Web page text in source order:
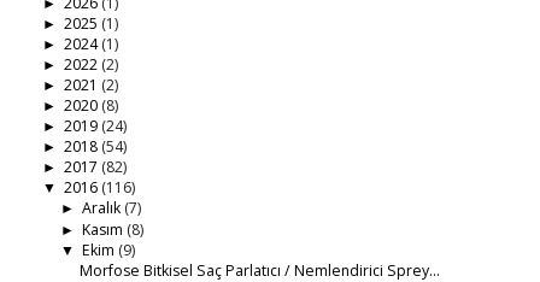
► 2025 (1)
► 2024(1)
► 2022 (2)
► 2021 (2)
► 2020 (8)
► 2019 (24)
► 2018 (54)
► 2017 (82)
▼ 2016 (116)
► Aralık (7)
► Kasım (8)
▼ Ekim (9)
Morfose Bitkisel Saç Parlatıcı / Nemlendirici Sprey…